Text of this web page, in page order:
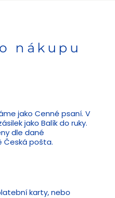
nákupu
jako Cenné psaní. V
jako Balík do ruky.
dle dané
Česká pošta.
karty, nebo